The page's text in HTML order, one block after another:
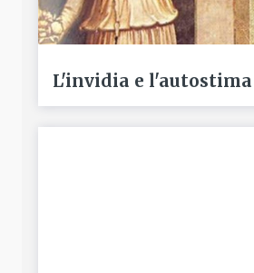
L'invidia e l'autostima